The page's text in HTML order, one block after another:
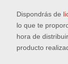
Dispondrás de
lo que te
hora de
producto